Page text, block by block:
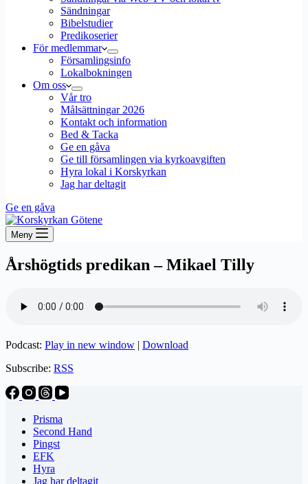
Sändningar
Bibelstudier
Predikoserier
För medlemmar
Församlingsinfo
Lokalbokningen
Om oss
Vår tro
Målsättningar 2026
Kontakt och information
Bed & Tacka
Ge en gåva
Ge till församlingen via kyrkoavgiften
Hyra lokal i Korskyrkan
Jag har deltagit
Ge en gåva
Meny
Årshögtids predikan – Mikael Tilly
Podcast: Play in new window | Download
Subscribe: RSS
Prisma
Second Hand
Pingst
EFK
Hyra
Jag har deltagit